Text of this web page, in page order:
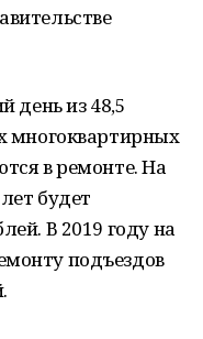
день из 48,5
многоквартирных
в ремонте. На
будет
В 2019 году на
подъездов